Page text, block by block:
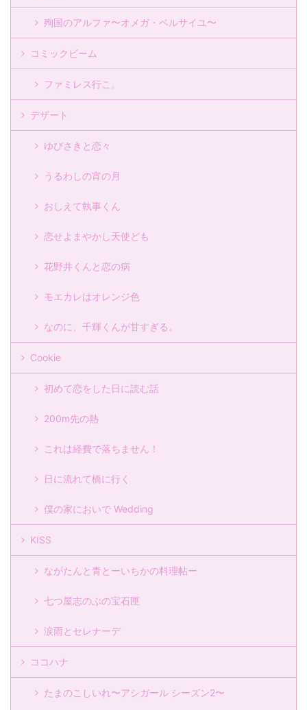
殉国のアルファ〜オメガ・ベルサイユ〜
コミックビーム
ファミレス行こ。
デザート
ゆびさきと恋々
うるわしの宵の月
おしえて執事くん
恋せよまやかし天使ども
花野井くんと恋の病
モエカレはオレンジ色
なのに、千輝くんが甘すぎる。
Cookie
初めて恋をした日に読む話
200m先の熱
これは経費で落ちません！
日に流れて橋に行く
僕の家においで Wedding
KISS
ながたんと青とーいちかの料理帖ー
七つ屋志のぶの宝石匣
涙雨とセレナーデ
ココハナ
たまのこしいれ〜アシガール シーズン2〜